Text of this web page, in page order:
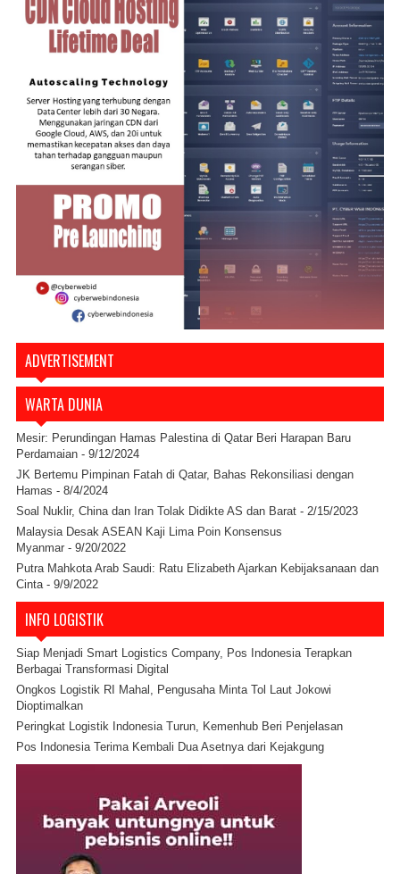
ADVERTISEMENT
WARTA DUNIA
Mesir: Perundingan Hamas Palestina di Qatar Beri Harapan Baru
Perdamaian - 9/12/2024
JK Bertemu Pimpinan Fatah di Qatar, Bahas Rekonsiliasi dengan
Hamas - 8/4/2024
Soal Nuklir, China dan Iran Tolak Didikte AS dan Barat - 2/15/2023
Malaysia Desak ASEAN Kaji Lima Poin Konsensus
Myanmar - 9/20/2022
Putra Mahkota Arab Saudi: Ratu Elizabeth Ajarkan Kebijaksanaan dan
Cinta - 9/9/2022
INFO LOGISTIK
Siap Menjadi Smart Logistics Company, Pos Indonesia Terapkan
Berbagai Transformasi Digital
Ongkos Logistik RI Mahal, Pengusaha Minta Tol Laut Jokowi
Dioptimalkan
Peringkat Logistik Indonesia Turun, Kemenhub Beri Penjelasan
Pos Indonesia Terima Kembali Dua Asetnya dari Kejakgung